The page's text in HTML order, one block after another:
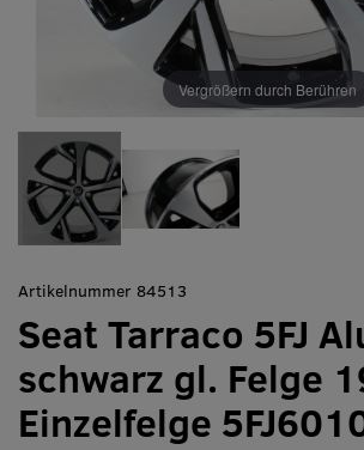
Vergrößern durch Berühren
Artikelnummer 84513
Seat Tarraco 5FJ
schwarz gl. Felge
Einzelfelge